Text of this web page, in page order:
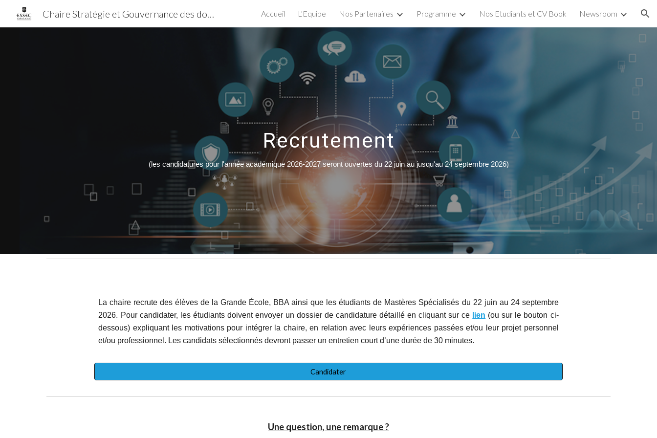
Skip to main content Skip to navigation
Chaire Stratégie et Gouvernance des données et de l'IA Accueil L'Equipe Nos Partenaires Programme Nos Etudiants et CV Book Newsroom
Recrutement
(les candidatures pour l'année académique 2026-2027 seront ouvertes du 22 juin au jusqu'au 24 septembre 2026)
La chaire recrute des élèves de la Grande École, BBA ainsi que les étudiants de Mastères Spécialisés du 22 juin au 24 septembre
2026. Pour candidater, les étudiants doivent envoyer un dossier de candidature détaillé en cliquant sur ce lien (ou sur le bouton ci-
dessous) expliquant les motivations pour intégrer la chaire, en relation avec leurs expériences passées et/ou leur projet personnel
et/ou professionnel. Les candidats sélectionnés devront passer un entretien court d’une durée de 30 minutes.
Candidater
Une question, une remarque ?